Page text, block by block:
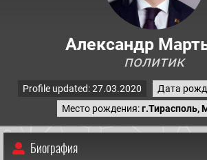
Александр
политик
Profile updated: 27.03.2020 Дата
Место рождения:г.Тирасполь,
Биография